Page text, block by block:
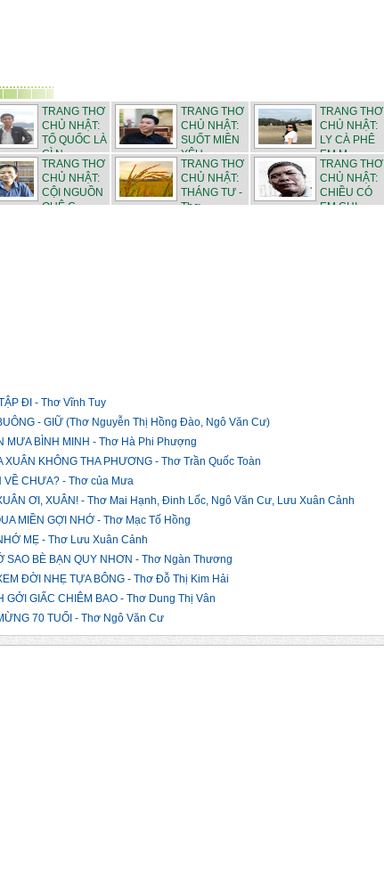
TRANG THƠ
CHỦ NHẬT:
TỔ QUỐC LÀ
GÌ N...
TRANG THƠ
CHỦ NHẬT:
SUỐT MIỀN
YÊU -...
TRANG THƠ
CHỦ NHẬT:
LY CÀ PHÊ
EM M...
TRANG THƠ
CHỦ NHẬT:
CỘI NGUỒN
QUÊ C...
TRANG THƠ
CHỦ NHẬT:
THÁNG TƯ -
Thơ ...
TRANG THƠ
CHỦ NHẬT:
CHIỀU CÓ
EM CHI...
ĐI - Thơ Vĩnh Tuy
- GIỮ (Thơ Nguyễn Thị Hồng Đào, Ngô Văn Cư)
MƯA BÌNH MINH - Thơ Hà Phi Phượng
XUÂN KHÔNG THA PHƯƠNG - Thơ Trần Quốc Toàn
VỀ CHƯA? - Thơ của Mưa
ƠI, XUÂN! - Thơ Mai Hạnh, Đinh Lốc, Ngô Văn Cư, Lưu Xuân Cảnh
MIỀN GỢI NHỚ - Thơ Mạc Tố Hồng
MẸ - Thơ Lưu Xuân Cảnh
SAO BÈ BẠN QUY NHƠN - Thơ Ngàn Thương
ĐỜI NHẸ TỰA BÔNG - Thơ Đỗ Thị Kim Hải
GỞI GIẤC CHIÊM BAO - Thơ Dung Thị Vân
70 TUỔI - Thơ Ngô Văn Cư